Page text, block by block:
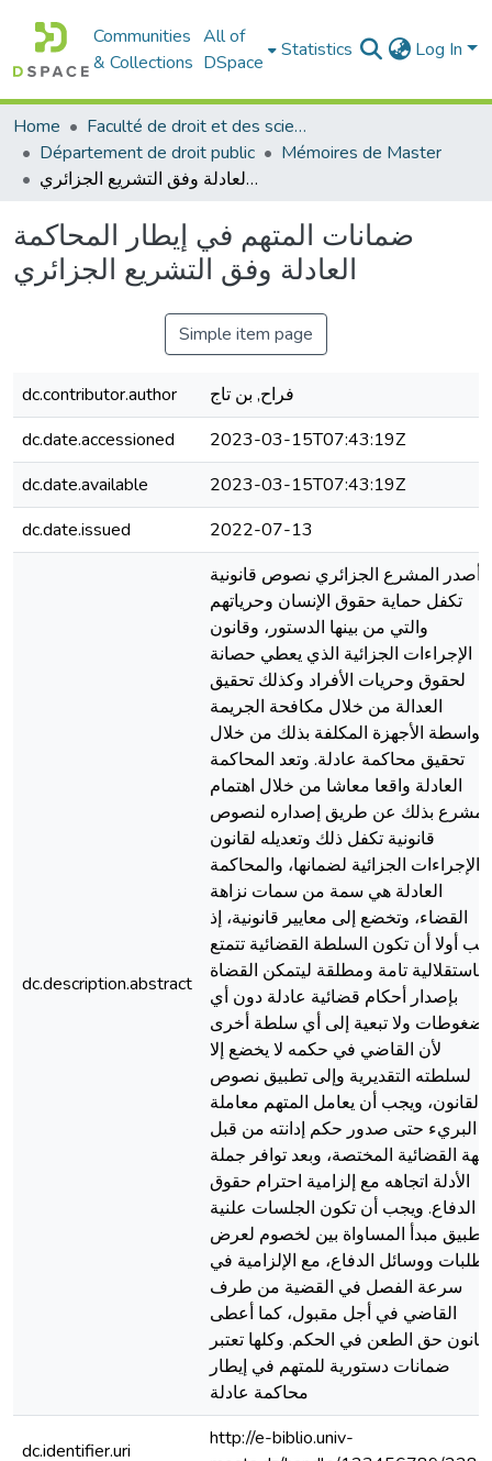
Communities
& Collections
All of
DSpace
Statistics Log In
Home
Faculté de droit et des sciences politiques
Département de droit public
Mémoires de Master
ضمانات المتهم في إيطار المحاكمة العادلة وفق التشريع الجزائري
ضمانات المتهم في إيطار المحاكمة
العادلة وفق التشريع الجزائري
Simple item page
dc.contributor.author
فراح, بن تاج
dc.date.accessioned
2023-03-15T07:43:19Z
dc.date.available
2023-03-15T07:43:19Z
dc.date.issued
2022-07-13
dc.description.abstract
أصدر المشرع الجزائري نصوص قانونية
تكفل حماية حقوق الإنسان وحرياتهم
والتي من بينها الدستور، وقانون
الإجراءات الجزائية الذي يعطي حصانة
لحقوق وحريات الأفراد وكذلك تحقيق
العدالة من خلال مكافحة الجريمة
بواسطة الأجهزة المكلفة بذلك من خلال
تحقيق محاكمة عادلة. وتعد المحاكمة
العادلة واقعا معاشا من خلال اهتمام
بذلك عن طريق إصداره لنصوص
قانونية تكفل ذلك وتعديله لقانون
الإجراءات الجزائية لضمانها، والمحاكمة
العادلة هي سمة من سمات نزاهة
القضاء، وتخضع إلى معايير قانونية، إذ
أولا أن تكون السلطة القضائية تتمتع
باستقلالية تامة ومطلقة ليتمكن القضاة
بإصدار أحكام قضائية عادلة دون أي
ضغوطات ولا تبعية إلى أي سلطة أخرى
لأن القاضي في حكمه لا يخضع إلا
لسلطته التقديرية وإلى تطبيق نصوص
القانون، ويجب أن يعامل المتهم معاملة
البريء حتى صدور حكم إدانته من قبل
القضائية المختصة، وبعد توافر جملة
الأدلة اتجاهه مع إلزامية احترام حقوق
الدفاع. ويجب أن تكون الجلسات علنية
مبدأ المساواة بين لخصوم لعرض
ووسائل الدفاع، مع الإلزامية في
سرعة الفصل في القضية من طرف
القاضي في أجل مقبول، كما أعطى
حق الطعن في الحكم. وكلها تعتبر
ضمانات دستورية للمتهم في إيطار
محاكمة عادلة
dc.identifier.uri
http://e-biblio.univ-